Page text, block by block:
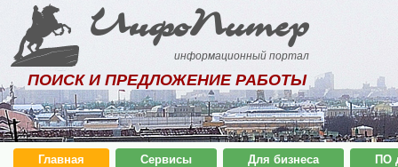
ИнфоПитер
информационный портал
ПОИСК И ПРЕДЛОЖЕНИЕ РАБОТЫ
Главная Сервисы Для бизнеса ПО